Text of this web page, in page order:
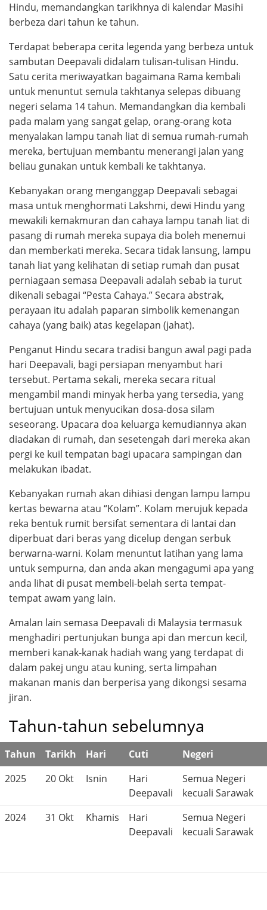
Hindu, memandangkan tarikhnya di kalendar Masihi
berbeza dari tahun ke tahun.
Terdapat beberapa cerita legenda yang berbeza untuk
sambutan Deepavali didalam tulisan-tulisan Hindu.
Satu cerita meriwayatkan bagaimana Rama kembali
untuk menuntut semula takhtanya selepas dibuang
negeri selama 14 tahun. Memandangkan dia kembali
pada malam yang sangat gelap, orang-orang kota
menyalakan lampu tanah liat di semua rumah-rumah
mereka, bertujuan membantu menerangi jalan yang
beliau gunakan untuk kembali ke takhtanya.
Kebanyakan orang menganggap Deepavali sebagai
masa untuk menghormati Lakshmi, dewi Hindu yang
mewakili kemakmuran dan cahaya lampu tanah liat di
pasang di rumah mereka supaya dia boleh menemui
dan memberkati mereka. Secara tidak lansung, lampu
tanah liat yang kelihatan di setiap rumah dan pusat
perniagaan semasa Deepavali adalah sebab ia turut
dikenali sebagai “Pesta Cahaya.” Secara abstrak,
perayaan itu adalah paparan simbolik kemenangan
cahaya (yang baik) atas kegelapan (jahat).
Penganut Hindu secara tradisi bangun awal pagi pada
hari Deepavali, bagi persiapan menyambut hari
tersebut. Pertama sekali, mereka secara ritual
mengambil mandi minyak herba yang tersedia, yang
bertujuan untuk menyucikan dosa-dosa silam
seseorang. Upacara doa keluarga kemudiannya akan
diadakan di rumah, dan sesetengah dari mereka akan
pergi ke kuil tempatan bagi upacara sampingan dan
melakukan ibadat.
Kebanyakan rumah akan dihiasi dengan lampu lampu
kertas bewarna atau “Kolam”. Kolam merujuk kepada
reka bentuk rumit bersifat sementara di lantai dan
diperbuat dari beras yang dicelup dengan serbuk
berwarna-warni. Kolam menuntut latihan yang lama
untuk sempurna, dan anda akan mengagumi apa yang
anda lihat di pusat membeli-belah serta tempat-
tempat awam yang lain.
Amalan lain semasa Deepavali di Malaysia termasuk
menghadiri pertunjukan bunga api dan mercun kecil,
memberi kanak-kanak hadiah wang yang terdapat di
dalam pakej ungu atau kuning, serta limpahan
makanan manis dan berperisa yang dikongsi sesama
jiran.
Tahun-tahun sebelumnya
Tahun Tarikh Hari Cuti
Negeri
2025
20 Okt Isnin
Hari
Deepavali
Semua Negeri
kecuali Sarawak
2024
31 Okt Khamis
Hari
Deepavali
Semua Negeri
kecuali Sarawak